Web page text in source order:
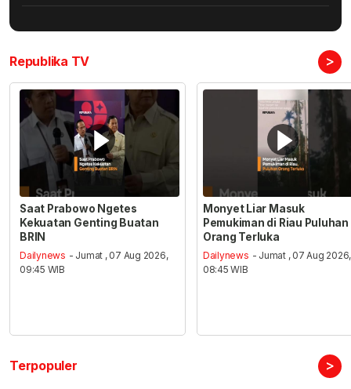
Republika TV >
Saat Prabowo Ngetes
Kekuatan Genting Buatan
BRIN
Dailynews - Jumat , 07 Aug 2026,
09:45 WIB
Monyet Liar Masuk
Pemukiman di Riau Puluhan
Orang Terluka
Dailynews - Jumat , 07 Aug 2026,
08:45 WIB
Terpopuler >